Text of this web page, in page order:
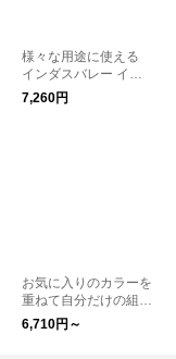
様々な用途に使える
インダスバレー イン
ド綿ブロックプリント
マルチカバー 150×23
7,260円
お気に入りのカラーを
重ねて自分だけの組み
合わせに。 Palette 天
然石リング シルバー9
6,710円～